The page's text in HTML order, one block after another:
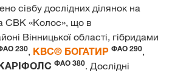
сівбу дослідних ділянок на
СВК «Колос», що в
Вінницької області, гібридами
230­, КВС® БОГАТИР ФАО 290­,
ФАО 380. Дослідні